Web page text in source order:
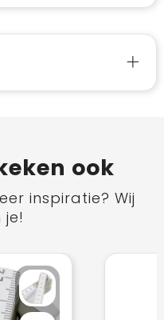
ook
inspiratie? Wij
je!